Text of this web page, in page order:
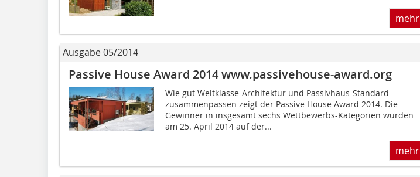
mehr
Ausgabe 05/2014
Passive House Award 2014 www.passivehouse-award.org
Wie gut Weltklasse-Architektur und Passivhaus-Standard
zusammenpassen zeigt der Passive House Award 2014. Die
Gewinner in insgesamt sechs Wettbewerbs-Kategorien wurden
am 25. April 2014 auf der...
mehr